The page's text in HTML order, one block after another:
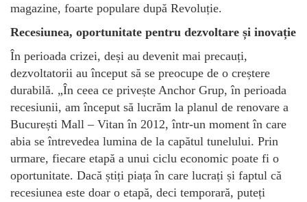
magazine, foarte populare după Revoluție.
Recesiunea, oportunitate pentru dezvoltare și inovație
În perioada crizei, deși au devenit mai precauți,
dezvoltatorii au început să se preocupe de o creștere
durabilă. „În ceea ce privește Anchor Grup, în perioada
recesiunii, am început să lucrăm la planul de renovare a
București Mall – Vitan în 2012, într-un moment în care
abia se întrevedea lumina de la capătul tunelului. Prin
urmare, fiecare etapă a unui ciclu economic poate fi o
oportunitate. Dacă știți piața în care lucrați și faptul că
recesiunea este doar o etapă, deci temporară, puteți